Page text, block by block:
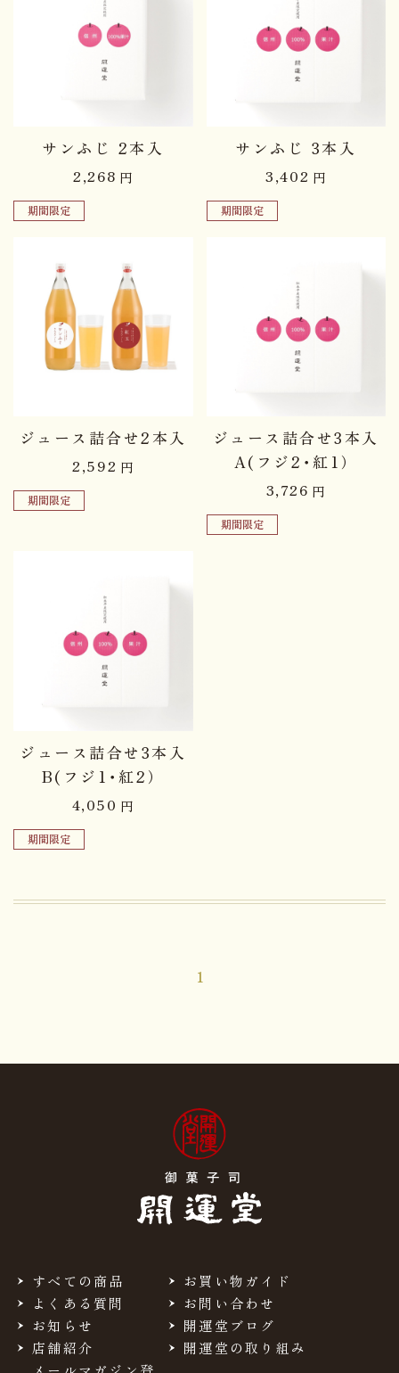
サンふじ 2本入
2,268 円
期間限定
サンふじ 3本入
3,402 円
期間限定
ジュース詰合せ2本入
2,592 円
期間限定
ジュース詰合せ3本入
A(フジ2･紅1）
3,726 円
期間限定
ジュース詰合せ3本入
B(フジ1･紅2）
4,050 円
期間限定
1
すべての商品
お買い物ガイド
よくある質問
お問い合わせ
お知らせ
開運堂ブログ
店舗紹介
開運堂の取り組み